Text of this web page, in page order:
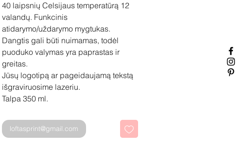
40 laipsnių Celsijaus temperatūrą 12
valandų. Funkcinis
atidarymo/uždarymo mygtukas.
Dangtis gali būti nuimamas, todėl
puoduko valymas yra paprastas ir
greitas.
Jūsų logotipą ar pageidaujamą tekstą
išgraviruosime lazeriu.
Talpa 350 ml.
loftasprint@gmail.com